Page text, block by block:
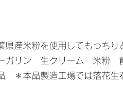
産米粉を使用してもっち
ガリン 生クリーム 米
本品製造工場では落花生